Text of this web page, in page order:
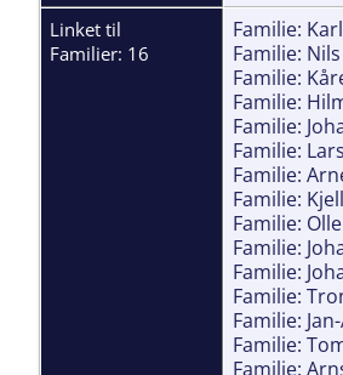
Linket til
Familier: 16
Familie:
Familie:
Familie:
Familie:
Familie:
Familie:
Familie:
Familie:
Familie:
Familie:
Familie:
Familie:
Familie:
Familie:
Familie: